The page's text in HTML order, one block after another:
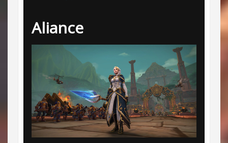
Aliance